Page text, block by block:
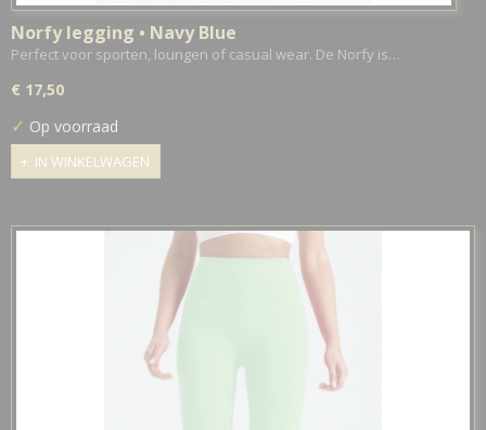
Norfy legging • Navy Blue
Perfect voor sporten, loungen of casual wear. De Norfy is…
€ 17,50
✓ Op voorraad
IN WINKELWAGEN